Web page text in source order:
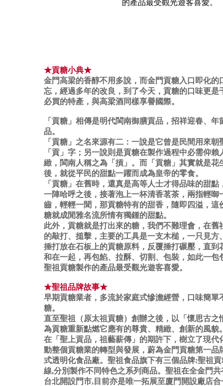
的產品最受觀光遊客喜愛。
★貢糖小典★
金門高梁的香醇不用多說，而金門貢糖入口即化的
忘，經過多年的改良，到了今天，貢糖的口味更是
必買的特產，與高梁酒同樣享譽國際。
「貢糖」相傳是明代閩南御膳貢品，招祥迎春、
品。
「貢糖」之名來源有二：一說是它曾是民間用來
「貢」字；另一說則是貢糖在製作過程中必需仰
緻，閩南人稱之為「摃」。而「貢糖」其實就是花
後，就從平民的甜點一躍而成為皇帝的零食。
「貢糖」在舊時，還真是高等人士才得品味的甜
一陣哈呼之後，接著泡上一杯清香茗茶，兩指輕啣
齒，輕輕一聞，那貢糖特有的甜香，隨即四溢，這
糖就成閒雅名流所情有獨鍾的甜點。
此外，貢糖就是打出來的糖，我們不難理會，在舊
的敲打、搥擊，主要的工具是一支木槌，一只見方
捶打放在石板上的貢糖原料，反覆捶打碾壓，直到
和在一起，再包餡、拉酥、切割、包裝，如此一包
聖祖貢糖製作的產品最受觀光遊客喜愛。
★聖祖品牌故事★
早期貢糖業者，多流於家庭式慘澹經營，口味簡單
糖。
直至聖祖（原太祖貢糖）創辦之後，以「懷思古之
為貢糖重新點燃它應有的尊貴、精緻、創新的風貌
在「聖上貢品，祖藝薪傳」的期許下，樹立了現代
動整個貢糖業的轉型與發展，蔚為金門貢糖第一品
式透明化食品廠。聖祖食品旗下有三個品牌:聖祖
線,分別製作不同特色之系列商品。聖祖在全金門
台北開設門市,目前亦是唯一拓展至廈門開設廠店